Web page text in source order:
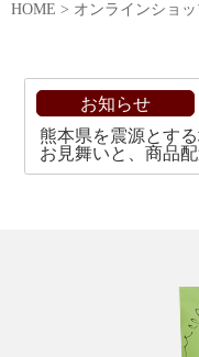
HOME > オンラインショ
お知らせ
熊本県を震源とす
お見舞いと、商品